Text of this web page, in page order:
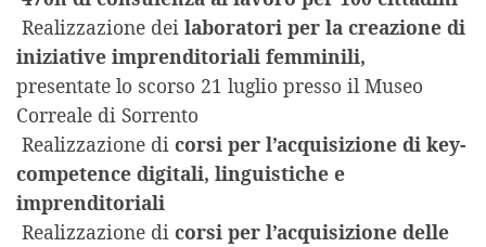
Realizzazione dei laboratori per la creazione di
iniziative imprenditoriali femminili,
presentate lo scorso 21 luglio presso il Museo
Correale di Sorrento
Realizzazione di corsi per l’acquisizione di key-
competence digitali, linguistiche e
imprenditoriali
Realizzazione di corsi per l’acquisizione delle